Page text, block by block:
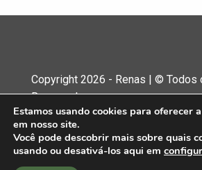
Copyright 2026 - Renas | © Todos
Reservados
Desenvolvido por
Estamos usando cookies para oferecer
em nosso site.
Você pode descobrir mais sobre quais
usando ou desativá-los aqui em